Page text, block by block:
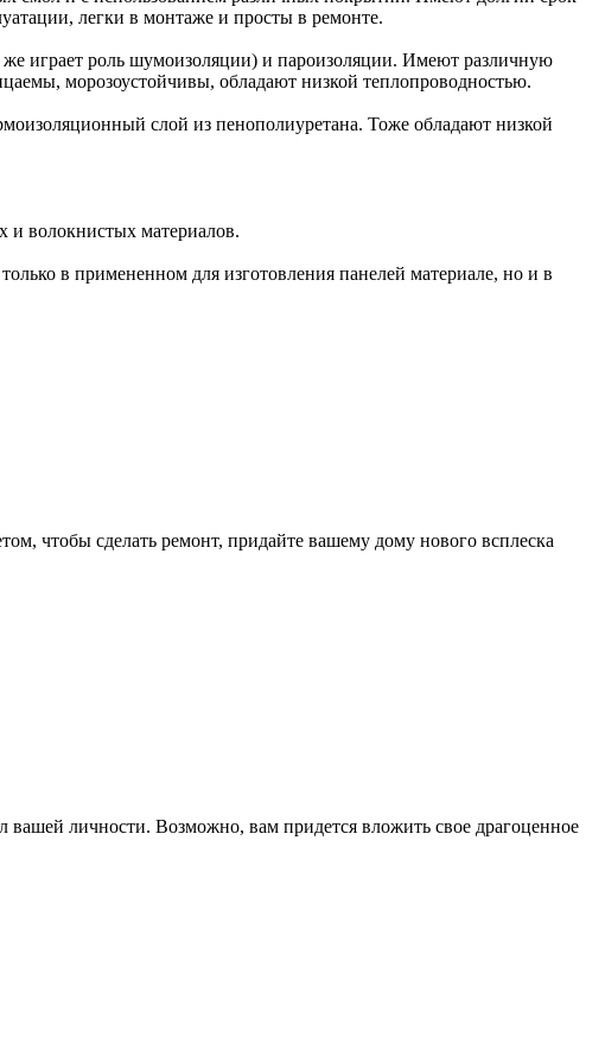
легки в монтаже и просты в ремонте.
играет роль шумоизоляции) и пароизоляции. Имеют различную
морозоустойчивы, обладают низкой теплопроводностью.
слой из пенополиуретана. Тоже обладают низкой
и волокнистых материалов.
в примененном для изготовления панелей материале, но и в
чтобы сделать ремонт, придайте вашему дому нового всплеска
вашей личности. Возможно, вам придется вложить свое драгоценное